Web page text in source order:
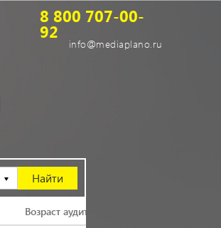
8 800 707-00-
92
info@mediaplano.ru
Возраст аудитории